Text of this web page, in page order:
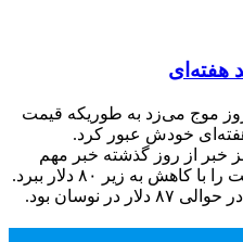
هفته‌ای
موج می‌زد به طوریکه قیمت
خودش عبور کرد.
خبر از روز گذشته خبر مهم
هفته بود و توانست قیمت نفت برنت را با کاهش به زیر ۸۰ دلار ببرد.
نوسان بود.